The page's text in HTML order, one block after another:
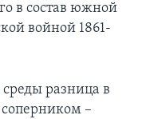
в состав южной
войной 1861-
разница в
–